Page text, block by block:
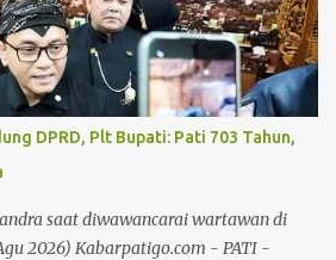
membangun sinergi antara Polri
informasi kepada masyarakat.
Kebersihan di Kawasan Pekan Kreasi
Aki, Sarbumusi dan Paguyuban Sopir
Pangkalan Truk Kapolresta Pati,
bahwa media merupakan mitra
yang benar, berimbang dan
"Melalui kegiatan silaturahmi ini,
baik dengan se...
DPRD, Plt Bupati: Pati 703 Tahun,
saat diwawancarai wartawan di
2026) Kabarpatigo.com - PATI -